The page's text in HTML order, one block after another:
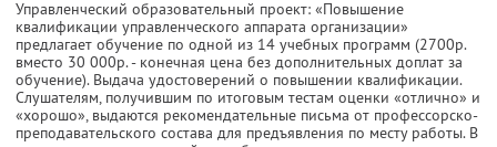
Управленческий образовательный проект: «Повышение
квалификации управленческого аппарата организации»
предлагает обучение по одной из 14 учебных программ (2700р.
вместо 30 000р. - конечная цена без дополнительных доплат за
обучение). Выдача удостоверений о повышении квалификации.
Слушателям, получившим по итоговым тестам оценки «отлично» и
«хорошо», выдаются рекомендательные письма от профессорско-
преподавательского состава для предъявления по месту работы. В